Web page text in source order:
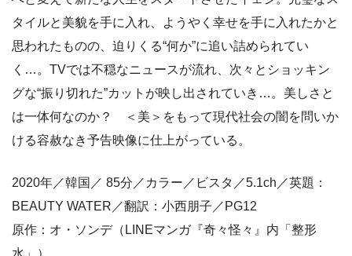
タイルと美貌を手に入れ、ようやく幸せを手に入れたかと
思われたものの、迫りくる“何か”に追い詰められてい
く…。TVでは不穏なニュースが流れ、次々とショッキン
グな“振り切れた”カットが映し出されていき…。美しさと
は一体何なのか？ ＜美＞をもって現代社会の闇を問いか
ける容赦なき予告映像に仕上がっている。
2020年／韓国／ 85分／カラー／ビスタ／5.1ch／英題：
BEAUTY WATER／翻訳：小西朋子／PG12
原作：オ・ソンデ（LINEマンガ『奇々怪々』内「整形
水」）